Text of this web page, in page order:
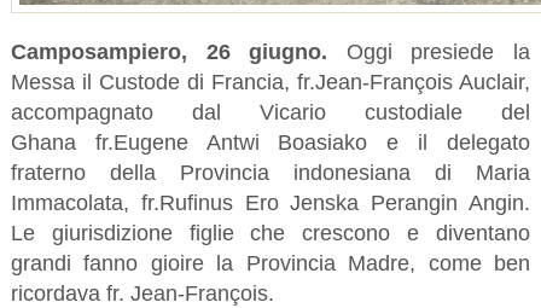
Camposampiero, 26 giugno. Oggi presiede la
Messa il Custode di Francia, fr.Jean-François Auclair,
accompagnato dal Vicario custodiale del
Ghana fr.Eugene Antwi Boasiako e il delegato
fraterno della Provincia indonesiana di Maria
Immacolata, fr.Rufinus Ero Jenska Perangin Angin.
Le giurisdizione figlie che crescono e diventano
grandi fanno gioire la Provincia Madre, come ben
ricordava fr. Jean-François.